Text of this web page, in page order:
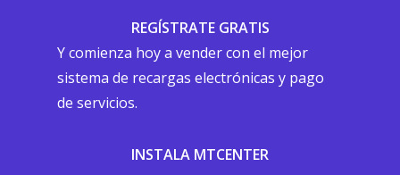
REGÍSTRATE GRATIS
Y comienza hoy a vender con el mejor
sistema de recargas electrónicas y pago
de servicios.
INSTALA MTCENTER